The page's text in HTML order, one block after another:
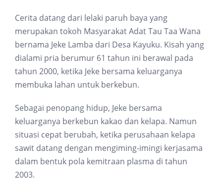
Cerita datang dari lelaki paruh baya yang
merupakan tokoh Masyarakat Adat Tau Taa Wana
bernama Jeke Lamba dari Desa Kayuku. Kisah yang
dialami pria berumur 61 tahun ini berawal pada
tahun 2000, ketika Jeke bersama keluarganya
membuka lahan untuk berkebun.
Sebagai penopang hidup, Jeke bersama
keluarganya berkebun kakao dan kelapa. Namun
situasi cepat berubah, ketika perusahaan kelapa
sawit datang dengan mengiming-imingi kerjasama
dalam bentuk pola kemitraan plasma di tahun
2003.